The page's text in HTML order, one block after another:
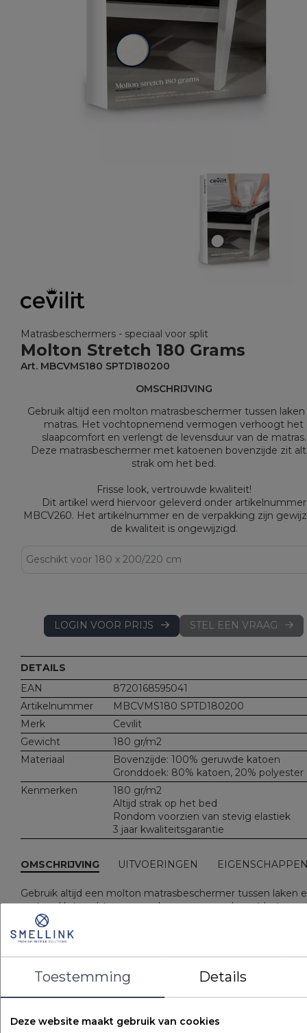
Matrasbeschermers - speciaal voor split
Molton Stretch 180 Grams
Art. MBCVMS180 SPTD180200
OMSCHRIJVING
Gebruik altijd een molton matrasbeschermer tussen
matras. Het vochtopnemend vermogen verhoogt het
slaapcomfort en verlengt de levensduur van de matras.
Deze matrasbeschermer met katoenen bovenzijde zit
strak om het bed.
Frisse look, vertrouwde kwaliteit!
Dit artikel werd hiervoor geleverd onder artikelnummer
MBCV260. Het artikelnummer en de verpakking zijn
de kwaliteit is ongewijzigd.
LOGIN VOOR PRIJS STEL EEN VRAAG
DETAILS
EAN
8720168595041
Artikelnummer
MBCVMS180 SPTD180200
Merk
Cevilit
Gewicht
180 gr/m2
Materiaal
Bovenzijde: 100% geruwde katoen
Gronddoek: 80% katoen, 20% polyester
Kenmerken
180 gr/m2
Altijd strak op het bed
Rondom voorzien van stevig elastiek
3 jaar kwaliteitsgarantie
OMSCHRIJVING UITVOERINGEN
Gebruik altijd een molton matrasbeschermer tussen laken
matras. Het vochtopnemend vermogen verhoogt het
slaapcomfort en verlengt de levensduur van de matras.
Deze matrasbeschermer met katoenen bovenzijde zit altijd
strak om het bed.
Frisse look, vertrouwde kwaliteit!
Dit artikel werd hiervoor geleverd onder artikelnummer
MBCV260. Het artikelnummer en de verpakking zijn
Toestemming Details
Deze website maakt gebruik van cookies